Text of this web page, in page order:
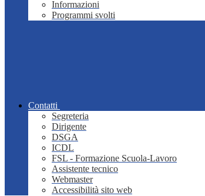
Informazioni
Programmi svolti
Contatti
Segreteria
Dirigente
DSGA
ICDL
FSL - Formazione Scuola-Lavoro
Assistente tecnico
Webmaster
Accessibilità sito web